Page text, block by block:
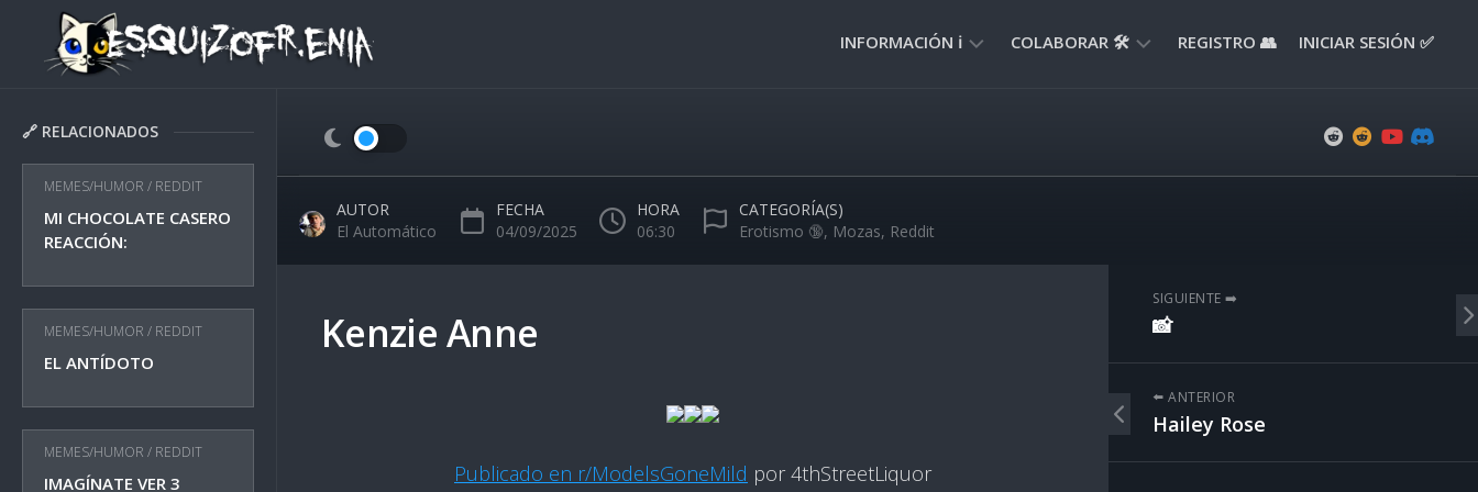
content
INFORMACIÓN ℹ️
NORMAS
USO
🚸
COLABORAR 🛠️ REGISTRO 👥 INICIAR SESIÓN ✅
🔗 RELACIONADOS
MEMES/HUMOR / REDDIT
MI CHOCOLATE CASERO
REACCIÓN:
MEMES/HUMOR / REDDIT
EL ANTÍDOTO
MEMES/HUMOR / REDDIT
IMAGÍNATE VER 3
AUTOR
El Automático
FECHA
04/09/2025
HORA
06:30
CATEGORÍA(S)
Erotismo 🔞, Mozas, Reddit
Kenzie Anne
Publicado en r/ModelsGoneMild por 4thStreetLiquor
SIGUIENTE ➡️
📸
⬅️ ANTERIOR
Hailey Rose